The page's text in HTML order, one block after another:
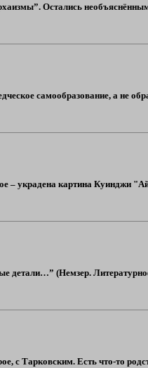
Остались
самообразование, а не
– украдена картина Куинджи
детали…” (Немзер.
с Тарковским. Есть что-то